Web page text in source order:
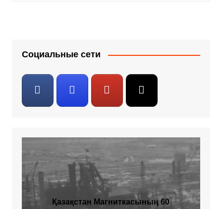
Социальные сети
Қазақстан Магниткасының 60